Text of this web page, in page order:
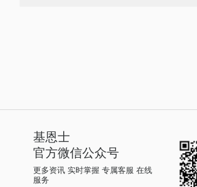
基恩士
官方微信公众号
更多资讯 实时掌握 专属客服 在线
服务